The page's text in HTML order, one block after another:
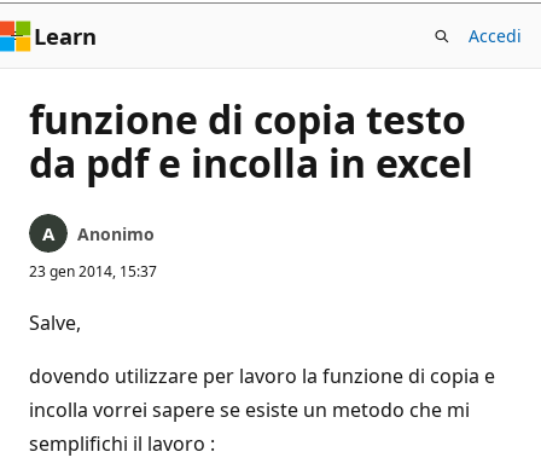
Learn Accedi
funzione di copia testo
da pdf e incolla in excel
Anonimo
23 gen 2014, 15:37
Salve,
dovendo utilizzare per lavoro la funzione di copia e
incolla vorrei sapere se esiste un metodo che mi
semplifichi il lavoro :